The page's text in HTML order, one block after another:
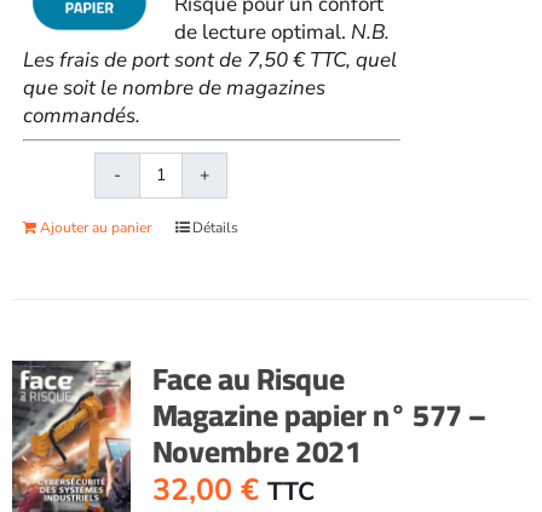
de lecture optimal. N.B.
Les frais de port sont de 7,50 € TTC, quel
que soit le nombre de magazines
commandés.
quantité
de
Face
576
-
Octobre
2021
Ajouter au panier Détails
Face au Risque
Magazine papier n° 577 –
Novembre 2021
32,00 € TTC